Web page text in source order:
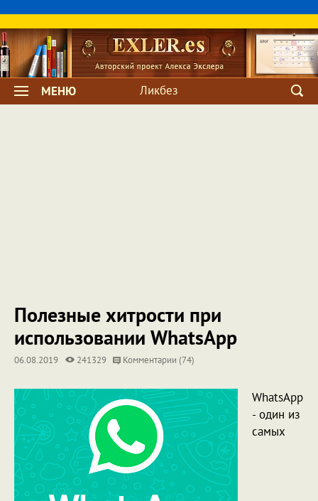
МЕНЮ Ликбез
Полезные хитрости при
использовании WhatsApp
06.08.2019 241329 Комментарии (74)
WhatsApp
- один из
самых